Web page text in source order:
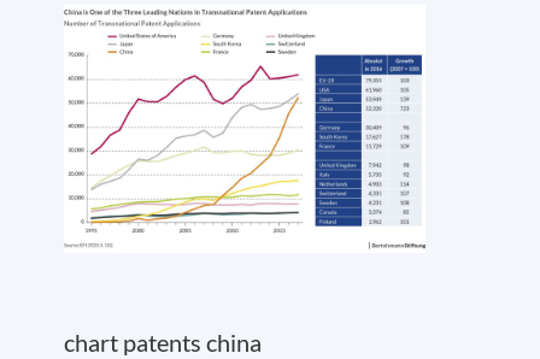
chart patents china